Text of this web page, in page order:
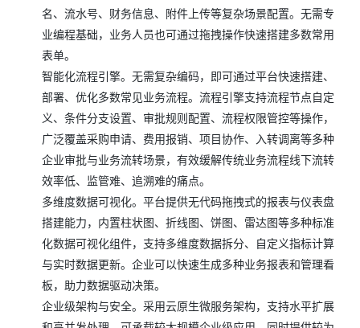
名、流水号、财务信息、附件上传等复杂场景配置。无需专
业编程基础，业务人员也可通过拖拽操作快速搭建多数常用
表单。
智能化流程引擎。无需复杂编码，即可通过平台快速搭建、
部署、优化多数常见业务流程。流程引擎支持流程节点自定
义、条件分支设置、审批规则配置、流程权限管控等操作，
广泛覆盖采购申请、费用报销、项目协作、入转调离等多种
企业审批与业务流转场景，有效缓解传统业务流程线下流转
效率低、监管难、追溯难的痛点。
多维度数据可视化。平台提供无代码拖拽式的报表与仪表盘
搭建能力，内置柱状图、折线图、饼图、雷达图等多种标准
化数据可视化组件，支持多维度数据拆分、自定义指标计算
与实时数据更新。企业可以快速生成多种业务报表和管理看
板，助力数据驱动决策。
企业级架构与安全。采用云原生微服务架构，支持水平扩展